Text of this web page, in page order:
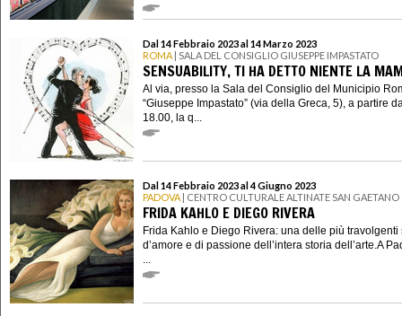
Dal 14 Febbraio 2023 al 14 Marzo 2023
ROMA | SALA DEL CONSIGLIO GIUSEPPE IMPASTATO
SENSUABILITY, TI HA DETTO NIENTE LA
Al via, presso la Sala del Consiglio del Municipio
“Giuseppe Impastato” (via della Greca, 5), a partire
18.00, la q...
Dal 14 Febbraio 2023 al 4 Giugno 2023
PADOVA | CENTRO CULTURALE ALTINATE SAN GAETANO
FRIDA KAHLO E DIEGO RIVERA
Frida Kahlo e Diego Rivera: una delle più travolgenti
d’amore e di passione dell’intera storia dell’arte.A